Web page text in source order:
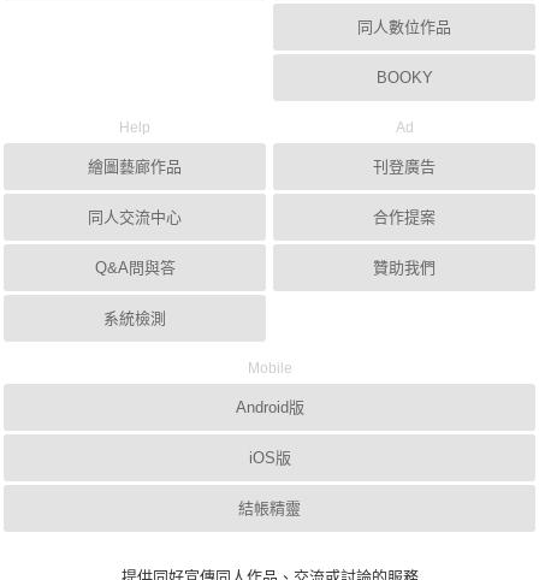
同人數位作品
BOOKY
Help
繪圖藝廊作品
同人交流中心
Q&A問與答
系統檢測
Ad
刊登廣告
合作提案
贊助我們
Mobile
Android版
iOS版
結帳精靈